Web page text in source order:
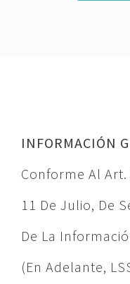
INFORMACIÓN
Conforme Al Art.
11 De Julio, De
De La
(en Adelante,